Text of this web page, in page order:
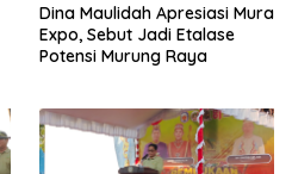
Dina Maulidah Apresiasi Mura
Expo, Sebut Jadi Etalase
Potensi Murung Raya